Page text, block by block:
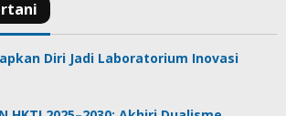
Diri Jadi Laboratorium Inovasi